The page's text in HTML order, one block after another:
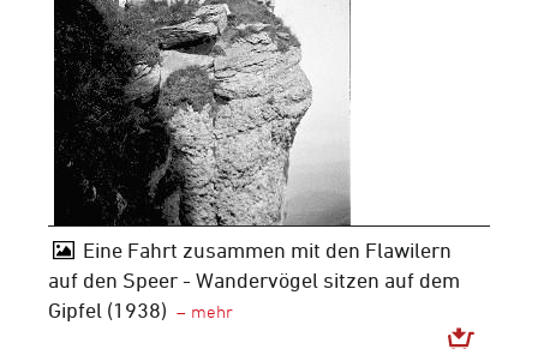
Eine Fahrt zusammen mit den Flawilern
auf den Speer - Wandervögel sitzen auf dem
Gipfel (1938)